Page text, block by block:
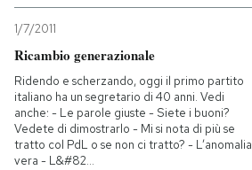
1/7/2011
Ricambio generazionale
Ridendo e scherzando, oggi il primo partito
italiano ha un segretario di 40 anni. Vedi
anche: - Le parole giuste - Siete i buoni?
Vedete di dimostrarlo - Mi si nota di più se
tratto col PdL o se non ci tratto? - L’anomalia
vera - L&#82...